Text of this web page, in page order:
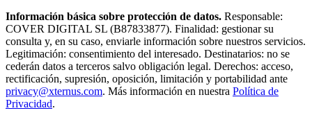
Información básica sobre protección de datos. Responsable:
COVER DIGITAL SL (B87833877). Finalidad: gestionar su
consulta y, en su caso, enviarle información sobre nuestros servicios.
Legitimación: consentimiento del interesado. Destinatarios: no se
cederán datos a terceros salvo obligación legal. Derechos: acceso,
rectificación, supresión, oposición, limitación y portabilidad ante
privacy@xternus.com. Más información en nuestra Política de
Privacidad.